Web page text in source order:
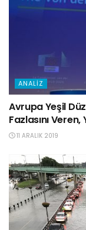
ANALIZ
Avrupa Yeşil
Fazlasını
11 ARALIK 2019